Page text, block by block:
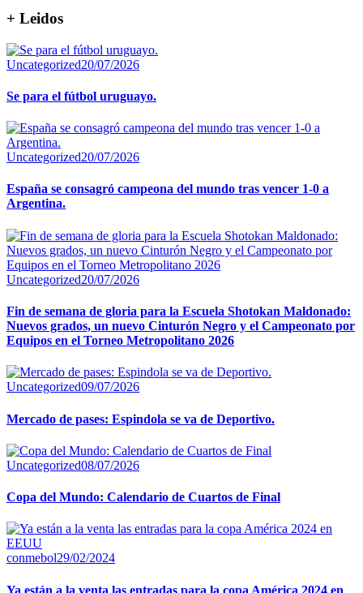
+ Leidos
Uncategorized20/07/2026
Se para el fútbol uruguayo.
Uncategorized20/07/2026
España se consagró campeona del mundo tras vencer 1-0 a
Argentina.
Uncategorized20/07/2026
Fin de semana de gloria para la Escuela Shotokan Maldonado:
Nuevos grados, un nuevo Cinturón Negro y el Campeonato por
Equipos en el Torneo Metropolitano 2026
Uncategorized09/07/2026
Mercado de pases: Espindola se va de Deportivo.
Uncategorized08/07/2026
Copa del Mundo: Calendario de Cuartos de Final
conmebol29/02/2024
Ya están a la venta las entradas para la copa América 2024 en